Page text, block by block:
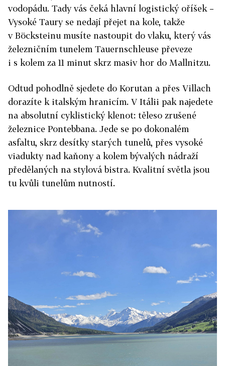
vodopádu. Tady vás čeká hlavní logistický oříšek –
Vysoké Taury se nedají přejet na kole, takže
v Böcksteinu musíte nastoupit do vlaku, který vás
železničním tunelem Tauernschleuse převeze
i s kolem za 11 minut skrz masiv hor do Mallnitzu.
Odtud pohodlně sjedete do Korutan a přes Villach
dorazíte k italským hranicím. V Itálii pak najedete
na absolutní cyklistický klenot: těleso zrušené
železnice Pontebbana. Jede se po dokonalém
asfaltu, skrz desítky starých tunelů, přes vysoké
viadukty nad kaňony a kolem bývalých nádraží
předělaných na stylová bistra. Kvalitní světla jsou
tu kvůli tunelům nutností.